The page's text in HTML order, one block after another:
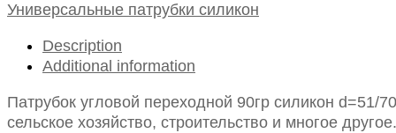
Универсальные патрубки силикон
Description
Additional information
Патрубок угловой переходной 90гр силикон
сельское хозяйство, строительство и многое